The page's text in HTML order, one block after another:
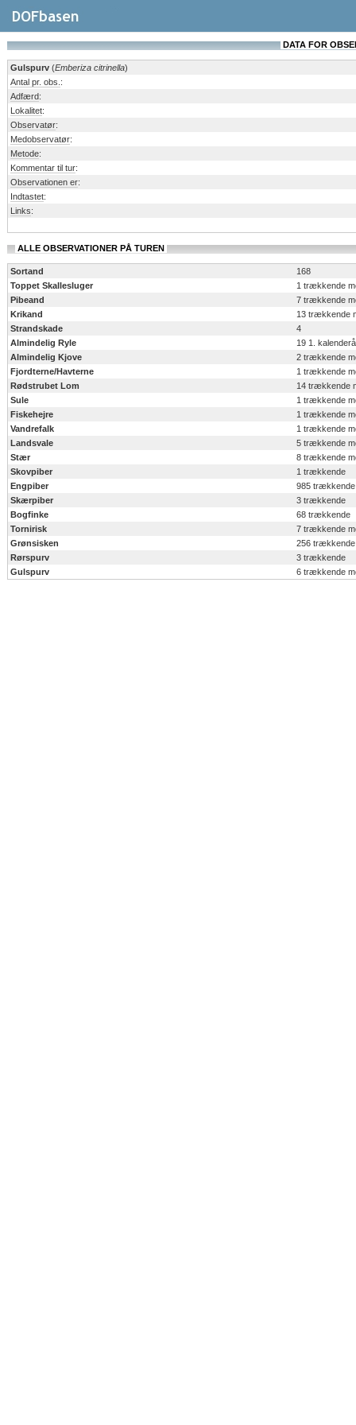
DATA FOR
Gulspurv (Emberiza citrinella)
Antal pr. obs. :
Adfærd:
Lokalitet:
Observatør:
Medobservatør:
Metode:
Kommentar til tur:
Observationen er:
Indtastet:
Links:
ALLE OBSERVATIONER PÅ TUREN
Sortand
168
Toppet Skallesluger
1 trækkende
Pibeand
7 trækkende
Krikand
13 trækkende
Strandskade
4
Almindelig Ryle
19 1.
Almindelig Kjove
2 trækkende
Fjordterne/Havterne
1 trækkende
Rødstrubet Lom
14 trækkende
Sule
1 trækkende
Fiskehejre
1 trækkende
Vandrefalk
1 trækkende
Landsvale
5 trækkende
Stær
8 trækkende
Skovpiber
1 trækkende
Engpiber
985 trækkende
Skærpiber
3 trækkende
Bogfinke
68 trækkende
Tornirisk
7 trækkende
Grønsisken
256 trækkende
Rørspurv
3 trækkende
Gulspurv
6 trækkende